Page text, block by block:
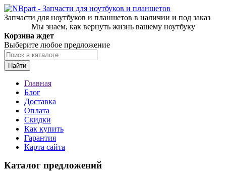
Запчасти для ноутбуков и планшетов в наличии и под заказ
Мы знаем, как вернуть жизнь вашему ноутбуку
Корзина ждет
Выберите любое предложение
Найти
Главная
Блог
Доставка
Оплата
Скидки
Как купить
Гарантия
Карта сайта
Каталог предложений